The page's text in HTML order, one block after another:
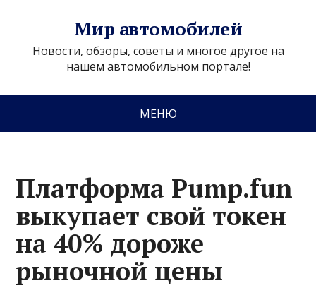
Мир автомобилей
Новости, обзоры, советы и многое другое на
нашем автомобильном портале!
МЕНЮ
Платформа Pump.fun
выкупает свой токен
на 40% дороже
рыночной цены